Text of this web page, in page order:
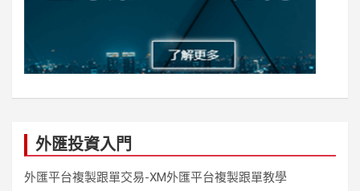
外匯投資入門
外匯平台複製跟單交易-XM外匯平台複製跟單教學